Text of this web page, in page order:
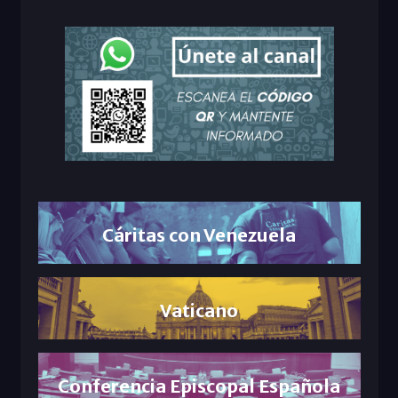
Cáritas con Venezuela
Vaticano
Conferencia Episcopal Española